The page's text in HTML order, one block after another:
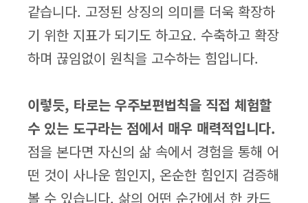
같습니다. 고정된 상징의 의미를 더욱 확장하
기 위한 지표가 되기도 하고요. 수축하고 확장
하며 끊임없이 원칙을 고수하는 힘입니다.
이렇듯, 타로는 우주보편법칙을 직접 체험할
수 있는 도구라는 점에서 매우 매력적입니다.
점을 본다면 자신의 삶 속에서 경험을 통해 어
떤 것이 사나운 힘인지, 온순한 힘인지 검증해
볼 수 있습니다. 삶의 어떤 순간에서 한 카드